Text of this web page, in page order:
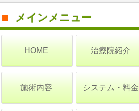
メインメニュー
HOME 治療院紹介
施術内容 システム・料金